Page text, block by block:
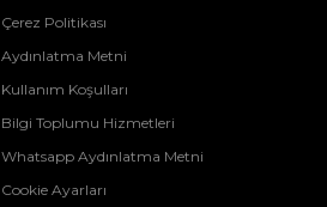
Çerez Politikası
Aydınlatma Metni
Kullanım Koşulları
Bilgi Toplumu Hizmetleri
Whatsapp Aydınlatma Metni
Cookie Ayarları